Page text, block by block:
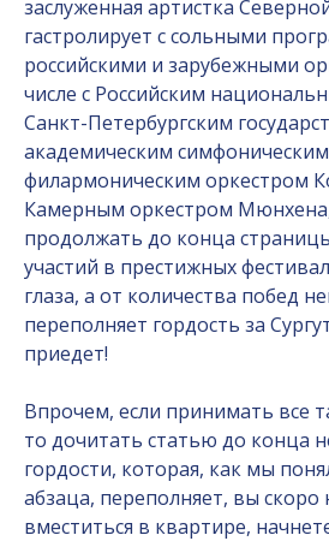
заслуженная артистка
гастролирует с сольными
российскими и зарубежными
числе с Российским
Санкт-Петербургским
академическим
филармоническим оркестром
Камерным оркестром
продолжать до конца
участий в престижных
глаза, а от количества побед
переполняет гордость за
приедет!
Впрочем, если принимать все
то дочитать статью до конца
гордости, которая, как мы
абзаца, переполняет, вы скоро
вместиться в квартире,